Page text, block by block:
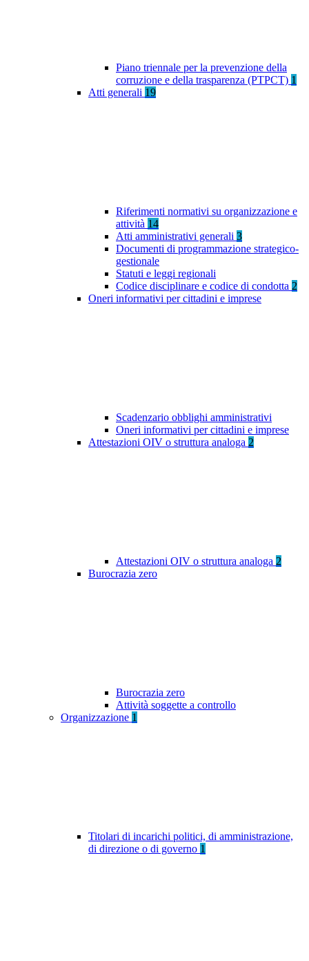
Piano triennale per la prevenzione della
corruzione e della trasparenza (PTPCT) 1
Atti generali 19
Riferimenti normativi su organizzazione e
attività 14
Atti amministrativi generali 3
Documenti di programmazione strategico-
gestionale
Statuti e leggi regionali
Codice disciplinare e codice di condotta 2
Oneri informativi per cittadini e imprese
Scadenzario obblighi amministrativi
Oneri informativi per cittadini e imprese
Attestazioni OIV o struttura analoga 2
Attestazioni OIV o struttura analoga 2
Burocrazia zero
Burocrazia zero
Attività soggette a controllo
Organizzazione 1
Titolari di incarichi politici, di amministrazione,
di direzione o di governo 1